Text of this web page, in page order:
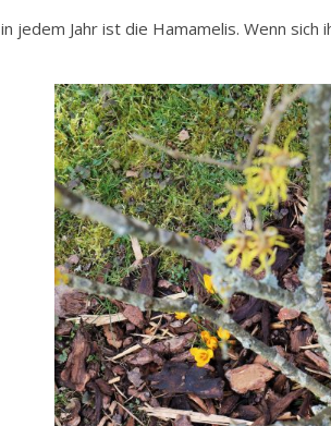
jedem Jahr ist die Hamamelis. Wenn